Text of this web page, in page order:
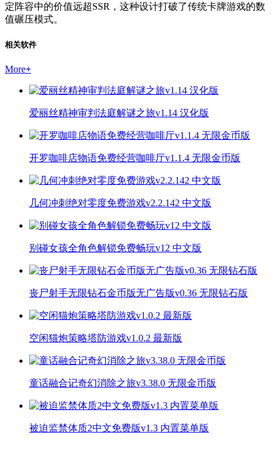
定阵容中的价值远超SSR，这种设计打破了传统卡牌游戏的数
值碾压模式。
相关软件
More+
爱丽丝精神审判法庭解谜之旅v1.14 汉化版
开罗咖啡店物语免费经营咖啡厅v1.1.4 无限金币版
几何冲刺绝对零度免费游戏v2.2.142 中文版
别碰女孩全角色解锁免费畅玩v12 中文版
丧尸射手无限钻石金币版无广告版v0.36 无限钻石版
空闲猫炮策略塔防游戏v1.0.2 最新版
童话融合记奇幻消除之旅v3.38.0 无限金币版
被迫监禁体质2中文免费版v1.3 内置菜单版